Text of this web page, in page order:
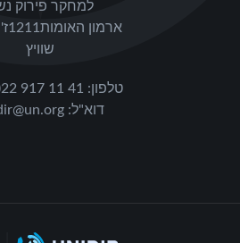
שוויץ
טלפון:
917 11 41
דוא"ל: